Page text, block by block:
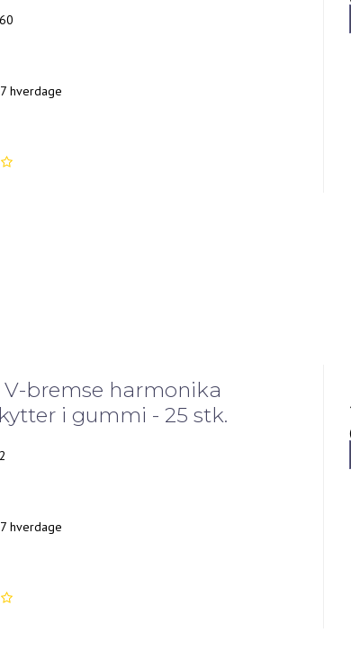
hverdage
V-bremse harmonika
i gummi - 25 stk.
hverdage